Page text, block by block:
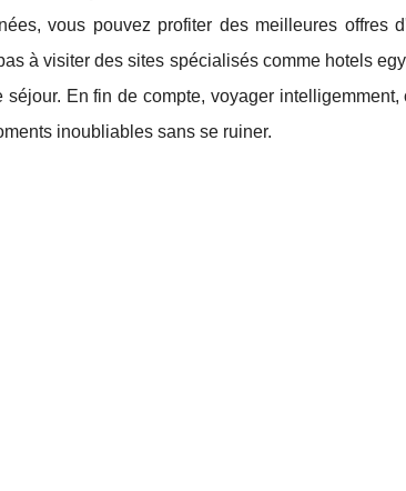
vous pouvez profiter des meilleures offres
à visiter des sites spécialisés comme hotels
En fin de compte, voyager
inoubliables sans se ruiner.